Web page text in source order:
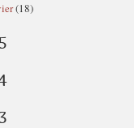
(18)